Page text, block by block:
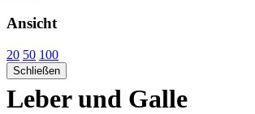
Ansicht
20 50 100
Schließen
Leber und Galle